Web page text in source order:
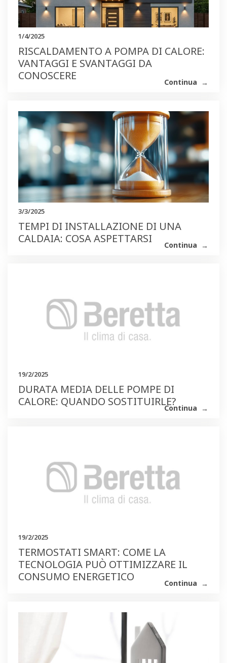
1/4/2025
RISCALDAMENTO A POMPA DI CALORE:
VANTAGGI E SVANTAGGI DA
CONOSCERE
Continua
3/3/2025
TEMPI DI INSTALLAZIONE DI UNA
CALDAIA: COSA ASPETTARSI
Continua
19/2/2025
DURATA MEDIA DELLE POMPE DI
CALORE: QUANDO SOSTITUIRLE?Continua
19/2/2025
TERMOSTATI SMART: COME LA
TECNOLOGIA PUÒ OTTIMIZZARE IL
CONSUMO ENERGETICO
Continua